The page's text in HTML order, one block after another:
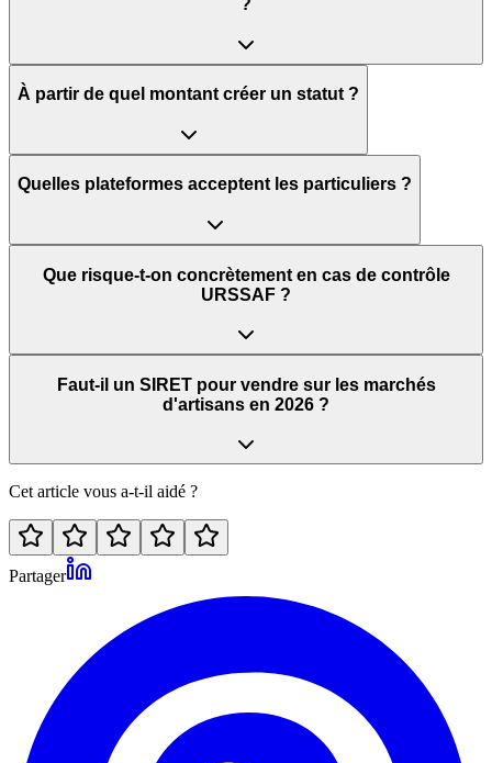
?
À partir de quel montant créer un statut ?
Quelles plateformes acceptent les particuliers ?
Que risque-t-on concrètement en cas de contrôle
URSSAF ?
Faut-il un SIRET pour vendre sur les marchés
d'artisans en 2026 ?
Cet article vous a-t-il aidé ?
Partager